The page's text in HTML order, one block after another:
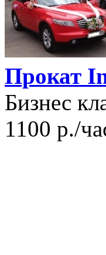
Прокат
Бизнес
1100 р./